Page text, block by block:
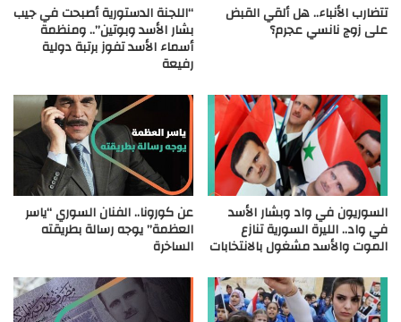
تتضارب الأنباء.. هل ألقي القبض
على زوج نانسي عجرم؟
“اللجنة الدستورية أصبحت في جيب
بشار الأسد وبوتين”.. ومنظمة
أسماء الأسد تفوز برتبة دولية
رفيعة
السوريون في واد وبشار الأسد
في واد.. الليرة السورية تنازع
الموت والأسد مشغول بالانتخابات
عن كورونا.. الفنان السوري “ياسر
العظمة” يوجه رسالة بطريقته
الساخرة